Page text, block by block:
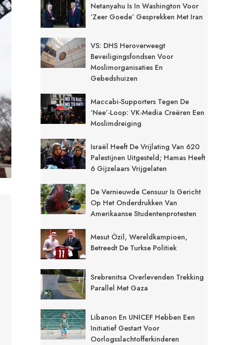
Netanyahu Is In Washington Voor
‘zeer Goede’ Gesprekken Met Iran
VS: DHS Heroverweegt
Beveiligingsfondsen Voor
Moslimorganisaties En
Gebedshuizen
Maccabi-Supporters Tegen De
‘Nee’-Loop: VK-Media Creëren Een
Moslimdreiging
Israël Heeft De Vrijlating Van 620
Palestijnen Uitgesteld; Hamas Heeft
6 Gijzelaars Vrijgelaten
De Vernieuwde Censuur Is Gericht
Op Het Onderdrukken Van
Amerikaanse Studentenprotesten
Mesut Özil, Wereldkampioen,
Betreedt De Turkse Politiek
Srebrenitsa Overlevenden Trekking
Parallel Met Gaza
Libanon En UNICEF Hebben Een
Initiatief Gestart Voor
Oorlogsslachtofferkinderen